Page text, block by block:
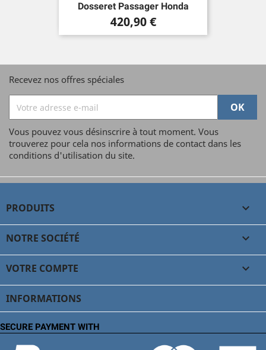
Dosseret Passager Honda
Prix
420,90 €
Recevez nos offres spéciales
Vous pouvez vous désinscrire à tout moment. Vous
trouverez pour cela nos informations de contact dans les
conditions d'utilisation du site.
PRODUITS 
NOTRE SOCIÉTÉ 
VOTRE COMPTE 
INFORMATIONS
SECURE PAYMENT WITH